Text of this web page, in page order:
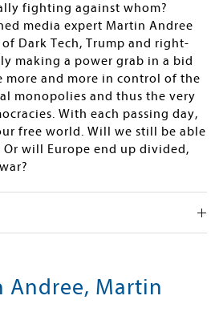
fighting against whom?
media expert Martin Andree
Dark Tech, Trump and right-
making a power grab in a bid
more and more in control of the
monopolies and thus the very
With each passing day,
free world. Will we still be able
will Europe end up divided,
Andree, Martin